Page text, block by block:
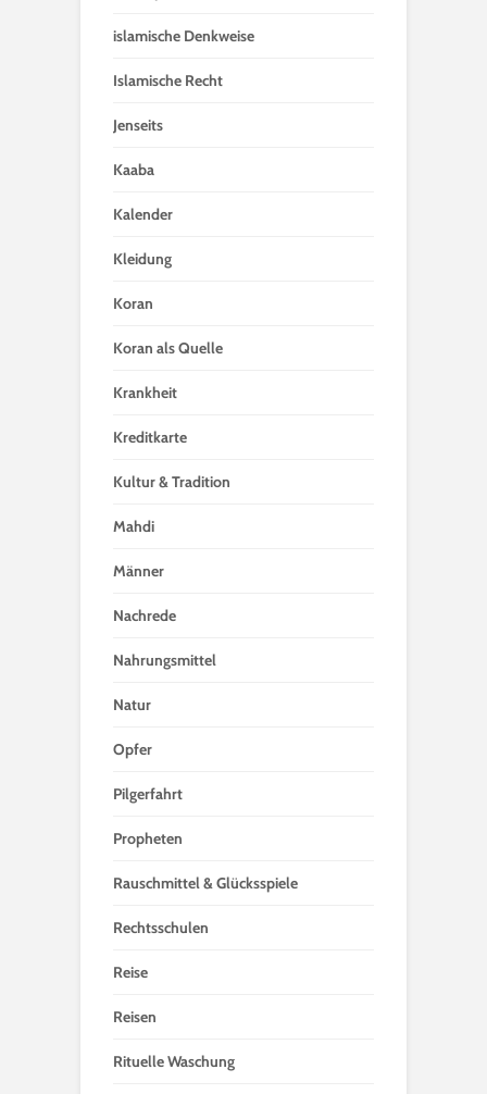
islamische Denkweise
Islamische Recht
Jenseits
Kaaba
Kalender
Kleidung
Koran
Koran als Quelle
Krankheit
Kreditkarte
Kultur & Tradition
Mahdi
Männer
Nachrede
Nahrungsmittel
Natur
Opfer
Pilgerfahrt
Propheten
Rauschmittel & Glücksspiele
Rechtsschulen
Reise
Reisen
Rituelle Waschung